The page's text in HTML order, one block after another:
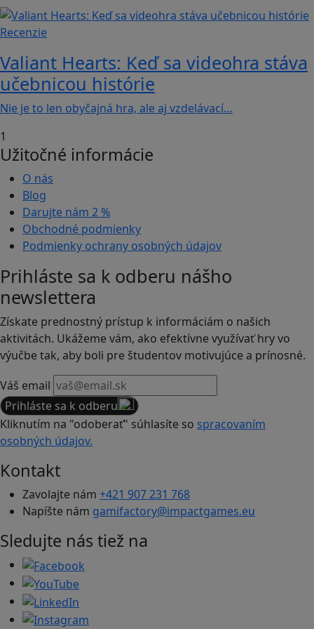
Recenzie
Valiant Hearts: Keď sa videohra stáva
učebnicou histórie
Nie je to len obyčajná hra, ale aj vzdelávací…
1
Užitočné informácie
O nás
Blog
Darujte nám 2 %
Obchodné podmienky
Podmienky ochrany osobných údajov
Prihláste sa k odberu nášho
newslettera
Získate prednostný prístup k informáciám o našich
aktivitách. Ukážeme vám, ako efektívne využívať hry vo
výučbe tak, aby boli pre študentov motivujúce a prínosné.
Váš email
Prihláste sa k odberu
Kliknutím na "odoberať" súhlasíte so spracovaním
osobných údajov.
Kontakt
Zavolajte nám +421 907 231 768
Napíšte nám gamifactory@impactgames.eu
Sledujte nás tiež na